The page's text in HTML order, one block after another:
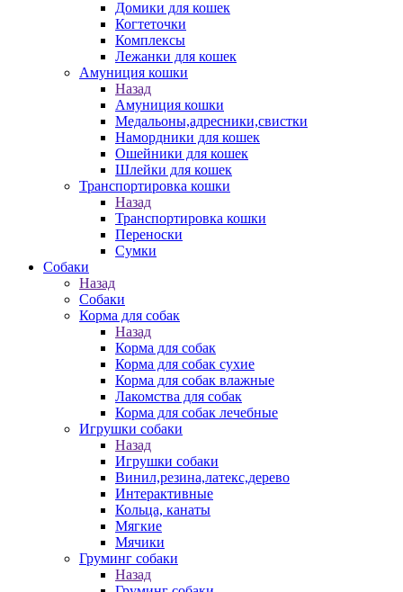
Домики для кошек
Когтеточки
Комплексы
Лежанки для кошек
Амуниция кошки
Назад
Амуниция кошки
Медальоны,адресники,свистки
Намордники для кошек
Ошейники для кошек
Шлейки для кошек
Транспортировка кошки
Назад
Транспортировка кошки
Переноски
Сумки
Собаки
Назад
Собаки
Корма для собак
Назад
Корма для собак
Корма для собак сухие
Корма для собак влажные
Лакомства для собак
Корма для собак лечебные
Игрушки собаки
Назад
Игрушки собаки
Винил,резина,латекс,дерево
Интерактивные
Кольца, канаты
Мягкие
Мячики
Груминг собаки
Назад